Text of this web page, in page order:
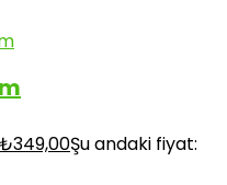
₺349,00Şu andaki fiyat: